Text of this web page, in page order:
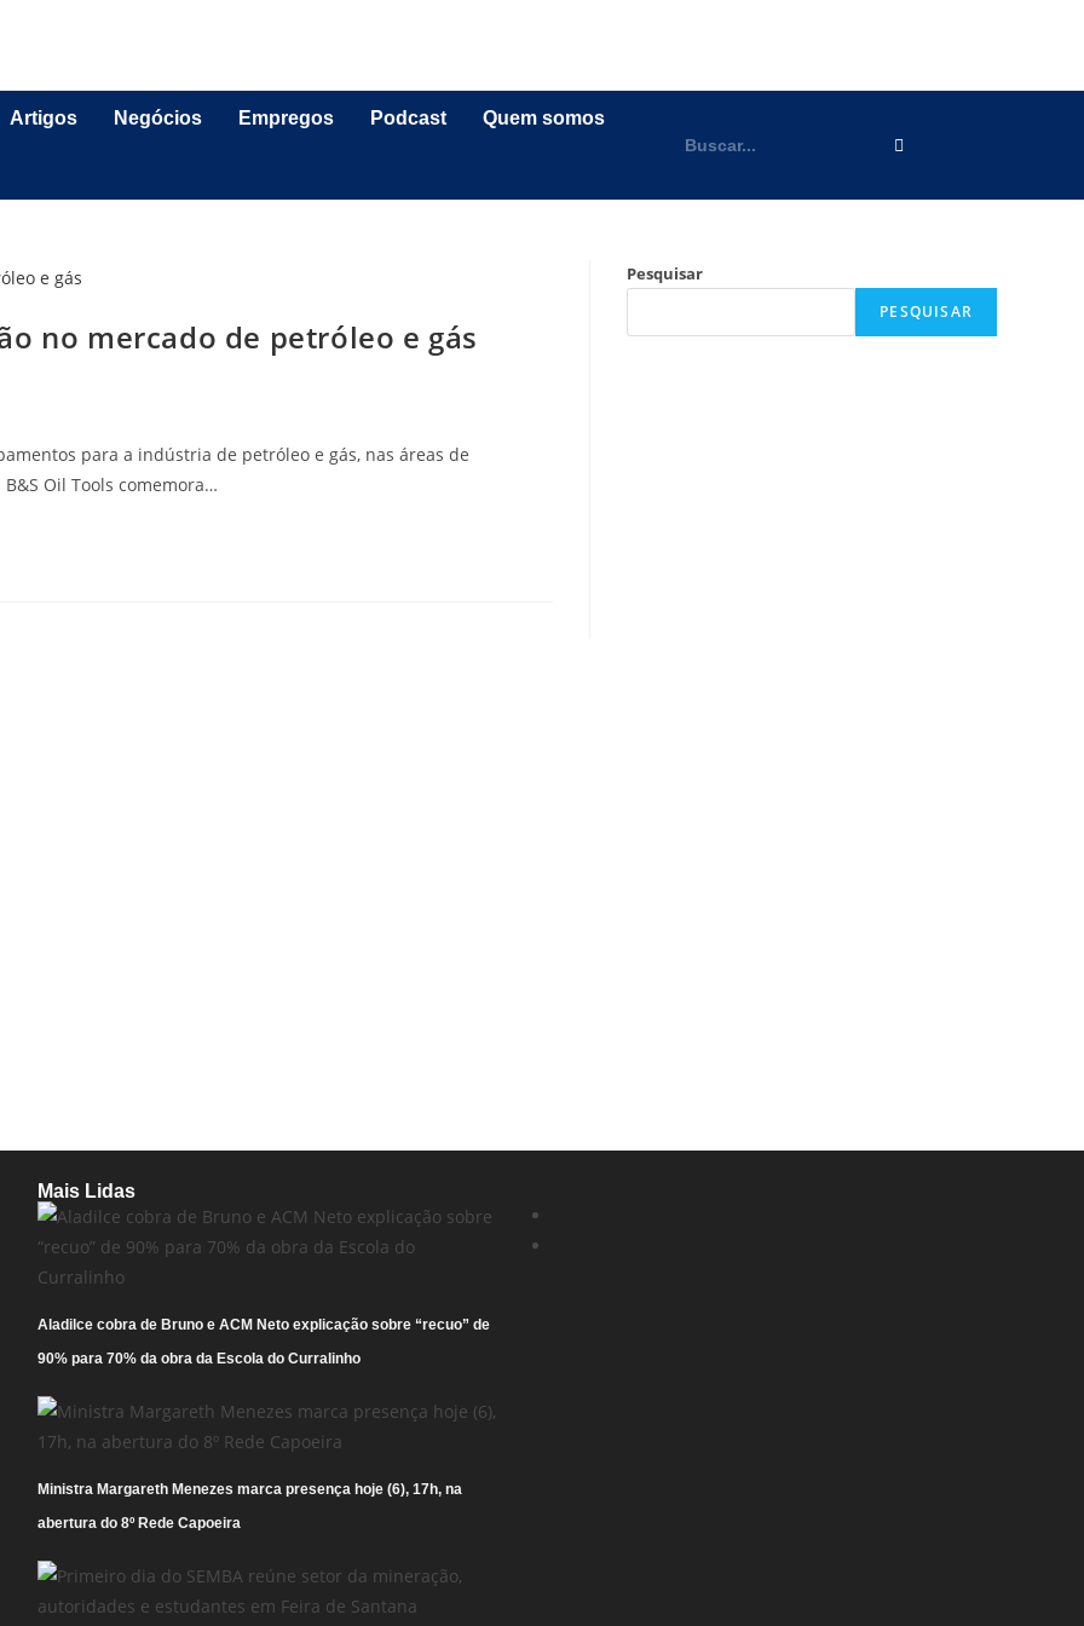
Artigos Negócios Empregos Podcast Quem somos
no mercado de petróleo e gás
para a indústria de petróleo e gás, nas áreas de
Oil Tools comemora…
Pesquisar
PESQUISAR
Mais Lidas
Aladilce cobra de Bruno e ACM Neto explicação sobre “recuo” de
90% para 70% da obra da Escola do Curralinho
Ministra Margareth Menezes marca presença hoje (6), 17h, na
abertura do 8º Rede Capoeira